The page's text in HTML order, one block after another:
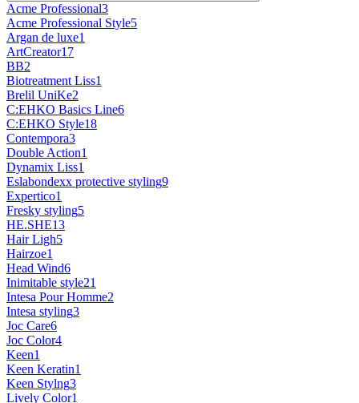
Acme Professional3
Acme Professional Style5
Argan de luxe1
ArtCreator17
BB2
Biotreatment Liss1
Brelil UniKe2
C:EHKO Basics Line6
C:EHKO Style18
Contempora3
Double Action1
Dynamix Liss1
Eslabondexx protective styling9
Expertico1
Fresky styling5
HE.SHE13
Hair Ligh5
Hairzoe1
Head Wind6
Inimitable style21
Intesa Pour Homme2
Intesa styling3
Joc Care6
Joc Color4
Keen1
Keen Keratin1
Keen Stylng3
Lively Color1